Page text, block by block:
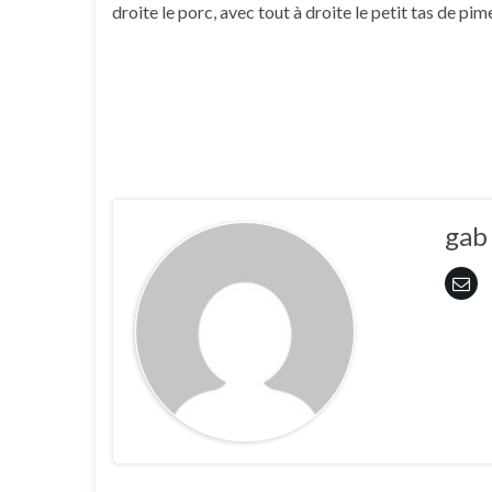
droite le porc, avec tout à droite le petit tas de
gab